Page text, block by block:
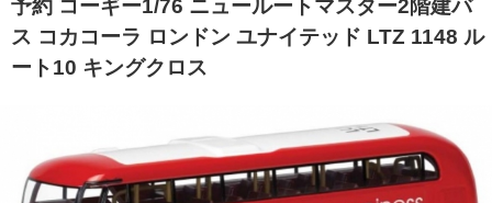
予約 コーギー1/76 ニュールートマスター2階建バ
ス コカコーラ ロンドン ユナイテッド LTZ 1148 ル
ート10 キングクロス